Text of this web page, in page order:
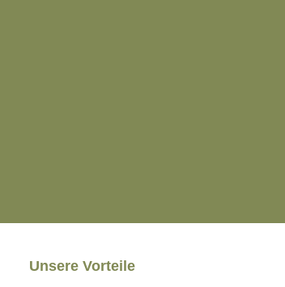
Unsere Vorteile